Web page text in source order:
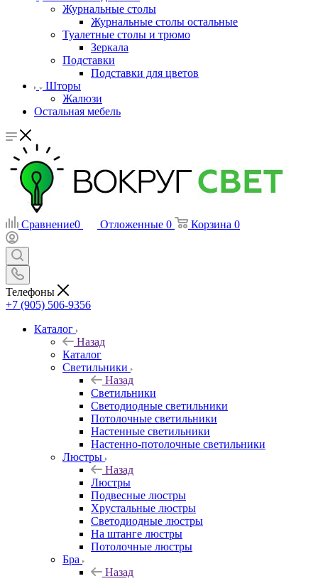
Журнальные столы
Журнальные столы остальные
Туалетные столы и трюмо
Зеркала
Подставки
Подставки для цветов
Шторы
Жалюзи
Остальная мебель
Сравнение0 Отложенные 0 Корзина 0
Телефоны
+7 (905) 506-9356
Каталог
Назад
Каталог
Светильники
Назад
Светильники
Светодиодные светильники
Потолочные светильники
Настенные светильники
Настенно-потолочные светильники
Люстры
Назад
Люстры
Подвесные люстры
Хрустальные люстры
Светодиодные люстры
На штанге люстры
Потолочные люстры
Бра
Назад